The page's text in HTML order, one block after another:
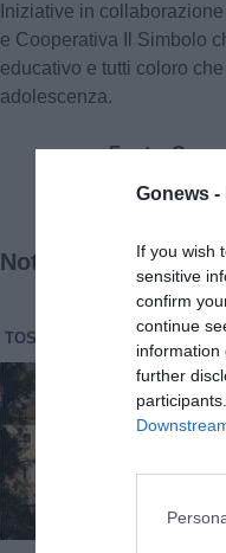
Gonews -
If you wish
sensitive
confirm
continue
information
further
Iniziative in
e Cooperativa Il Simbolo
educativo e tutti coloro
adolescenza.
Fonte:
Notizie correlate
TOSCANA 6